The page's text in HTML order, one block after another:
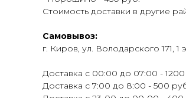
Стоимость доставки в другие
Самовывоз:
г. Киров, ул. Володарского 171,
Доставка с 00:00 до 07:00 -
Доставка с 7:00 до 8:00 - 500